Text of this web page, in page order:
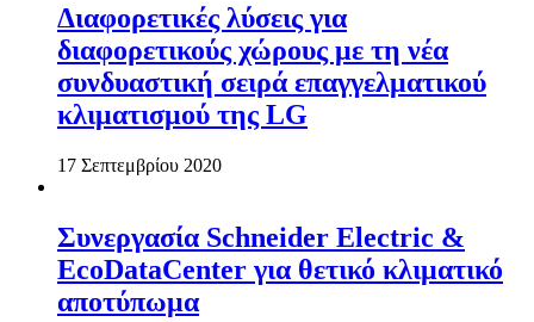
Διαφορετικές λύσεις για
διαφορετικούς χώρους με τη νέα
συνδυαστική σειρά επαγγελματικού
κλιματισμού της LG
17 Σεπτεμβρίου 2020
Συνεργασία Schneider Electric &
EcoDataCenter για θετικό κλιματικό
αποτύπωμα